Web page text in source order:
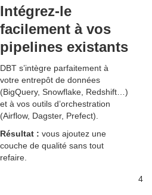
Intégrez-le
facilement à vos
pipelines existants
DBT s’intègre parfaitement à
votre entrepôt de données
(BigQuery, Snowflake, Redshift…)
et à vos outils d’orchestration
(Airflow, Dagster, Prefect).
Résultat : vous ajoutez une
couche de qualité sans tout
refaire.
4